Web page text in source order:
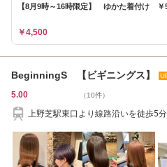
【8月9時～16時限定】 ゆかた着付け
￥4,500
BeginningS 【ビギニングス】
5.00 （10件）
上野芝駅東口より線路沿いを徒歩5